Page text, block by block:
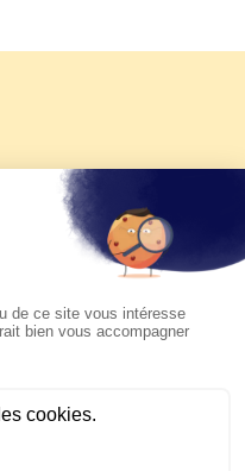
d'été 2026 de KTO
du pape Léon
à suivre sur KTO le
Argentine et
17 novembre 2026